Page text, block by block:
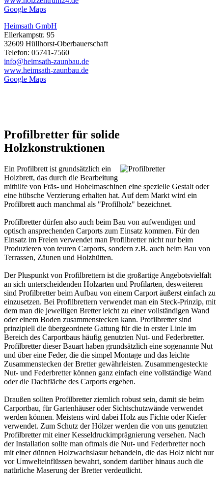
Google Maps
Heimsath GmbH
Ellerkampstr. 95
32609 Hüllhorst-Oberbauerschaft
Telefon: 05741-7560
info@heimsath-zaunbau.de
www.heimsath-zaunbau.de
Google Maps
Profilbretter für solide
Holzkonstruktionen
Ein Profilbrett ist grundsätzlich ein
Holzbrett, das durch die Bearbeitung
mithilfe von Fräs- und Hobelmaschinen eine spezielle Gestalt oder
eine hübsche Verzierung erhalten hat. Auf dem Markt wird ein
Profilbrett auch manchmal als "Profilholz" bezeichnet.
Profilbretter dürfen also auch beim Bau von aufwendigen und
optisch ansprechenden Carports zum Einsatz kommen. Für den
Einsatz im Freien verwendet man Profilbretter nicht nur beim
Produzieren von teuren Carports, sondern z.B. auch beim Bau von
Terrassen, Zäunen und Holzhütten.
Der Pluspunkt von Profilbrettern ist die großartige Angebotsvielfalt
an sich unterscheidenden Holzarten und Profilarten, desweiteren
sind Profilbretter beim Aufbau von einem Carport äußerst einfach zu
einzusetzen. Bei Profilbrettern verwendet man ein Steck-Prinzip, mit
dem man die jeweiligen Bretter leicht zu einer vollständigen Wand
oder einem Boden zusammenstecken kann. Profilbretter sind
prinzipiell die übergeordnete Gattung für die in erster Linie im
Bereich des Carportbaus häufig genutzten Nut- und Federbretter.
Profilbretter dieser Bauart haben grundsätzlich eine sogenannte Nut
und über eine Feder, die die simpel Montage und das leichte
Zusammenstecken der Bretter gewährleisten. Zusammengesteckte
Nut- und Federbretter können ganz einfach eine vollständige Wand
oder die Dachfläche des Carports ergeben.
Draußen sollten Profilbretter ziemlich robust sein, damit sie beim
Carportbau, für Gartenhäuser oder Sichtschutzwände verwendet
werden können. Meistens wird dabei Holz aus Fichte oder Kiefer
verwendet. Zum Schutz der Hölzer werden die von uns genutzten
Profilbretter mit einerKesseldruckimprägnierung versehen. Nach
der Installation sollte man oftmals die Nut- und Federbretter noch
mit einer dünnen Holzwachslasur behandeln, die das Holz nicht nur
vor Umwelteinflüssen bewahrt, sondern darüber hinaus auch die
natürliche Maserung der Bretter verdeutlicht.